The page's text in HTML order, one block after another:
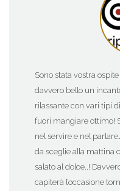
Sono stata vostra
davvero bello un
rilassante con vari tipi
fuori mangiare ottimo!
nel servire e nel
da sceglie alla mattina
salato al dolce..!
capiterà l’occasione